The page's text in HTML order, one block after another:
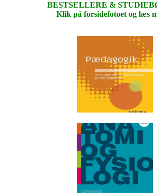
BESTSELLERE &
Klik på forsidefotoet og læs